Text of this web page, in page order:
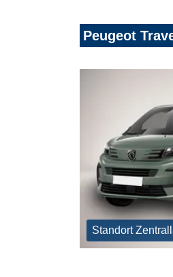
Peugeot
Standort